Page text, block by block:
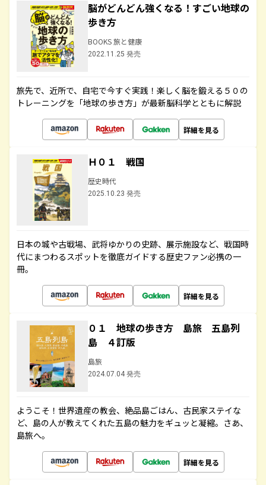
脳がどんどん強くなる！すごい地球の
歩き方
BOOKS 旅と健康
2022.11.25 発売
旅先で、近所で、自宅で今すぐ実践！楽しく脳を鍛える５０の
トレーニングを「地球の歩き方」が最新脳科学とともに解説
詳細を見る
Ｈ０１ 戦国
歴史時代
2025.10.23 発売
日本の城や古戦場、武将ゆかりの史跡、展示施設など、戦国時
代にまつわるスポットを徹底ガイドする歴史ファン必携の一
冊。
詳細を見る
０１ 地球の歩き方 島旅 五島列
島 ４訂版
島旅
2024.07.04 発売
ようこそ！世界遺産の教会、絶品島ごはん、古民家ステイな
ど、島の人が教えてくれた五島の魅力をギュッと凝縮。さあ、
島旅へ。
詳細を見る